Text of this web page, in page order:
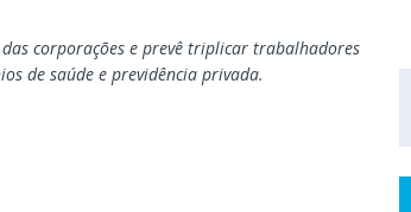
corporações e prevê triplicar trabalhadores
de saúde e previdência privada.